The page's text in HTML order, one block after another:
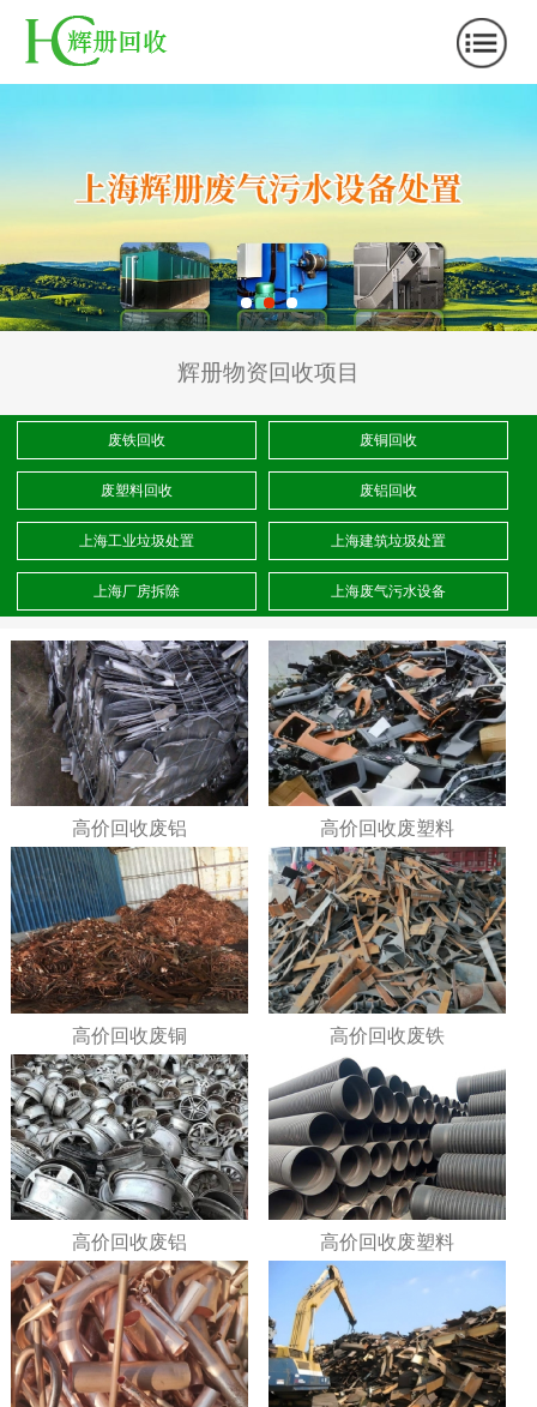
辉册物资回收项目
废铁回收 废铜回收
废塑料回收 废铝回收
上海工业垃圾处置 上海建筑垃圾处置
上海厂房拆除 上海废气污水设备
高价回收废铝 高价回收废塑料
高价回收废铜 高价回收废铁
高价回收废铝 高价回收废塑料